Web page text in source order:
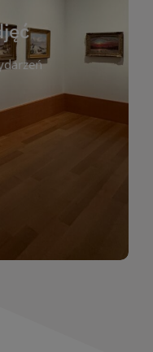
nasza biblioteka
zarówno
aktywności
nowe galerie,
wyjątkowych
obejrzenia,
się!